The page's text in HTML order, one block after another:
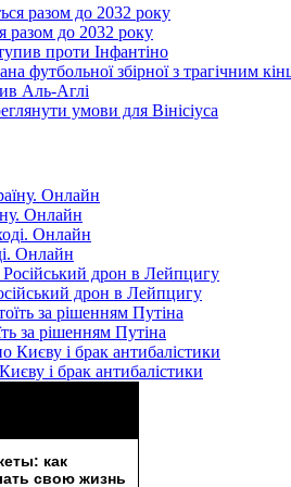
разом до 2032 року
проти Інфантіно
футбольної збірної з трагічним
Аль-Аглі
умови для Вінісіуса
Онлайн
Онлайн
дрон в Лейпцигу
за рішенням Путіна
і брак антибалістики